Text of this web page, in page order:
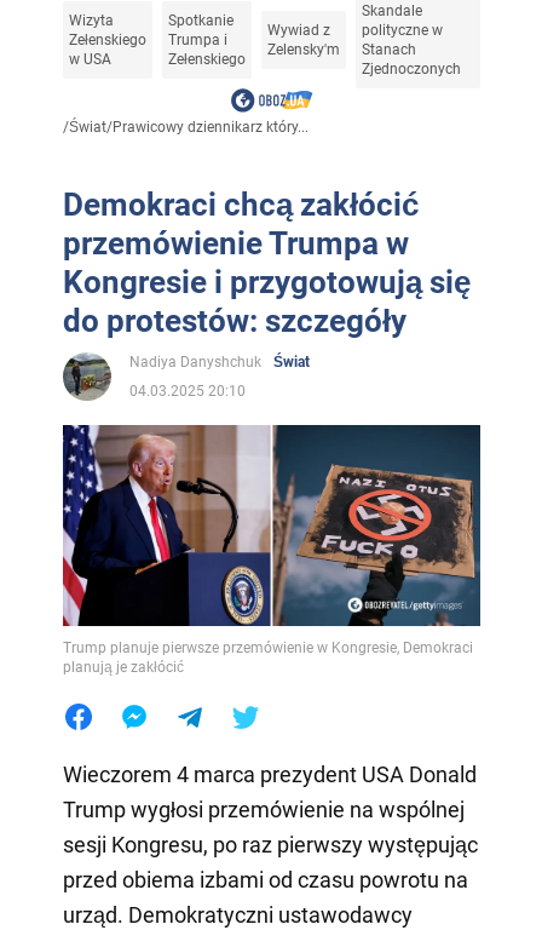
Wizyta
Zełenskiego
w USA
Spotkanie
Trumpa i
Zełenskiego
Wywiad z
Zelensky'm
Skandale
polityczne w
Stanach
Zjednoczonych
/Świat/Prawicowy dziennikarz który...
Demokraci chcą zakłócić
przemówienie Trumpa w
Kongresie i przygotowują się
do protestów: szczegóły
Nadiya Danyshchuk
Świat
04.03.2025 20:10
Trump planuje pierwsze przemówienie w Kongresie, Demokraci
planują je zakłócić
Wieczorem 4 marca prezydent USA Donald
Trump wygłosi przemówienie na wspólnej
sesji Kongresu, po raz pierwszy występując
przed obiema izbami od czasu powrotu na
urząd. Demokratyczni ustawodawcy